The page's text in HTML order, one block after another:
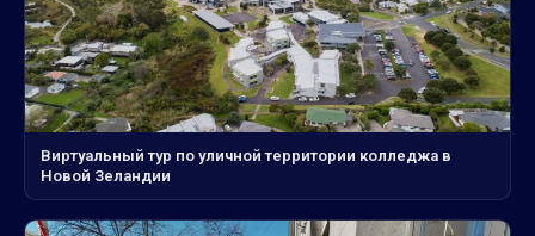
Виртуальный тур по уличной территории колледжа в
Новой Зеландии